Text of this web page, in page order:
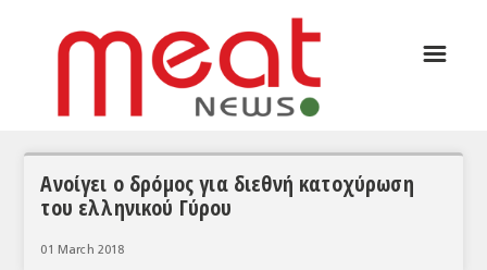
ΣΥΝΕΝΤΕΥΞΕΙΣ
ΘΕΜΑΤΑ
☰
Ανοίγει ο δρόμος για διεθνή κατοχύρωση
του ελληνικού Γύρου
01 March 2018